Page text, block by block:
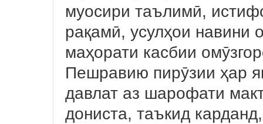
муосири таълимӣ,
рақамӣ, усулҳои навини
маҳорати касбии
Пешравию пирӯзии ҳар
давлат аз шарофати
дониста, таъкид